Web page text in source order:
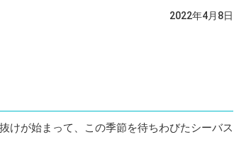
2022年4月8日
けが始まって、この季節を待ちわびたシーバス